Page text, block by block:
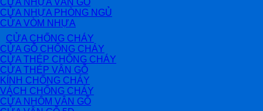
CỬA NHỰA VÂN GỖ
CỬA NHỰA PHÒNG NGỦ
CỬA VÒM NHỰA
CỬA CHỐNG CHÁY
CỬA GỖ CHỐNG CHÁY
CỬA THÉP CHỐNG CHÁY
CỬA THÉP VÂN GỖ
KÍNH CHỐNG CHÁY
VÁCH CHỐNG CHÁY
CỬA NHÔM VÂN GỖ